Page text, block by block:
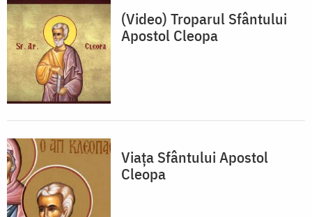
(Video) Troparul Sfântului
Apostol Cleopa
Viața Sfântului Apostol
Cleopa